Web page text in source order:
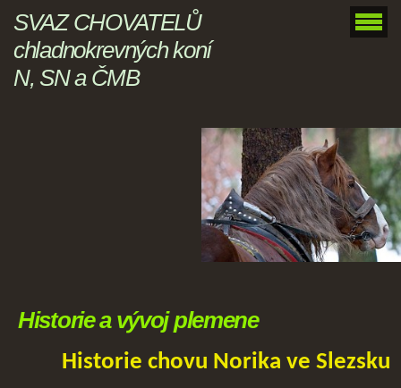
SVAZ CHOVATELŮ
chladnokrevných koní
N, SN a ČMB
Historie a vývoj plemene
Historie chovu Norika ve Slezsku